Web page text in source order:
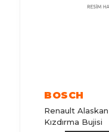
BOSCH
Renault
Kızdırma Bujisi